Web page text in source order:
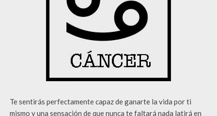
Te sentirás perfectamente capaz de ganarte la vida por ti
mismo y una sensación de que nunca te faltará nada latirá en